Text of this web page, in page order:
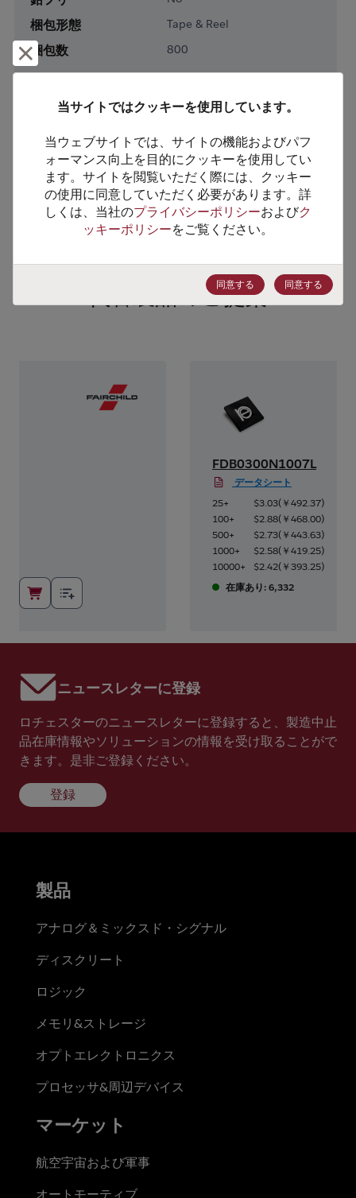
梱包形態 Tape & Reel
梱包数 800
製品サブカテゴリー Transistor
製品グループ MOSFETs/FETs
HTSコード 8541.29.0055
ECCN番号 EAR99
代替製品のご提案
FDB0300N1007L
データシート
25+
$3.03(￥492.37)
100+
$2.88(￥468.00)
500+
$2.73(￥443.63)
1000+
$2.58(￥419.25)
10000+
$2.42(￥393.25)
在庫あり: 6,332
ニュースレターに登録
ロチェスターのニュースレターに登録すると、製造中止
品在庫情報やソリューションの情報を受け取ることがで
きます。是非ご登録ください。
登録
却下して閉じる
当サイトではクッキーを使用しています。
当ウェブサイトでは、サイトの機能およびパフ
ォーマンス向上を目的にクッキーを使用してい
ます。サイトを閲覧いただく際には、クッキー
の使用に同意していただく必要があります。詳
しくは、当社のプライバシーポリシーおよびク
ッキーポリシーをご覧ください。
同意する 同意する
製品
アナログ＆ミックスド・シグナル
ディスクリート
ロジック
メモリ&ストレージ
オプトエレクトロニクス
プロセッサ&周辺デバイス
マーケット
航空宇宙および軍事
オートモーティブ